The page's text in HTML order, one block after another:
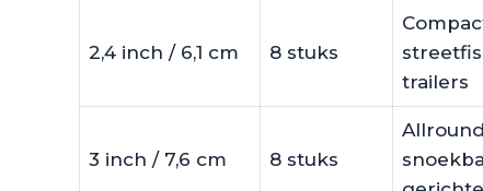
2,4 inch / 6,1 cm 8 stuks
trailers
3 inch / 7,6 cm 8 stuks